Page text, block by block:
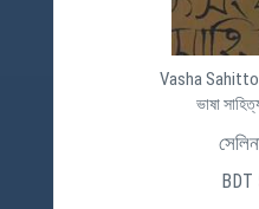
Vasha
ভাষা
BDT